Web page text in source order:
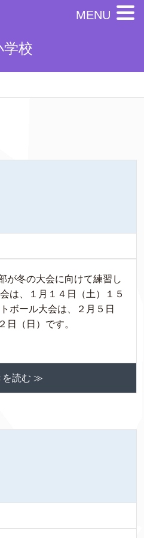
学校
が冬の大会に向けて練習し
は、１月１４日（土）１５
ボール大会は、２月５日
日（日）です。
を読む ≫
MENU